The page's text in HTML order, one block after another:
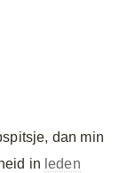
dan min
in leden